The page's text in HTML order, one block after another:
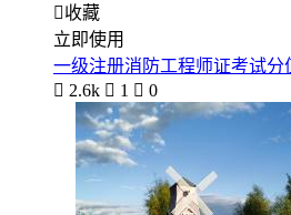
收藏
立即使用
一级注册消防工程师证考试分
 2.6k  1  0